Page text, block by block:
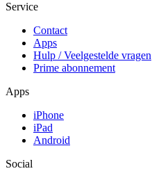
Service
Contact
Apps
Hulp / Veelgestelde vragen
Prime abonnement
Apps
iPhone
iPad
Android
Social